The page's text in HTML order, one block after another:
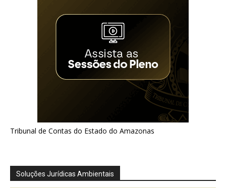
Tribunal de Contas do Estado do Amazonas
Soluções Jurídicas Ambientais